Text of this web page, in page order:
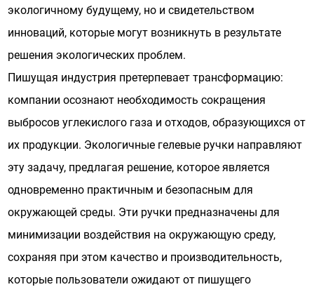
экологичному будущему, но и свидетельством
инноваций, которые могут возникнуть в результате
решения экологических проблем.
Пишущая индустрия претерпевает трансформацию:
компании осознают необходимость сокращения
выбросов углекислого газа и отходов, образующихся от
их продукции. Экологичные гелевые ручки направляют
эту задачу, предлагая решение, которое является
одновременно практичным и безопасным для
окружающей среды. Эти ручки предназначены для
минимизации воздействия на окружающую среду,
сохраняя при этом качество и производительность,
которые пользователи ожидают от пишущего